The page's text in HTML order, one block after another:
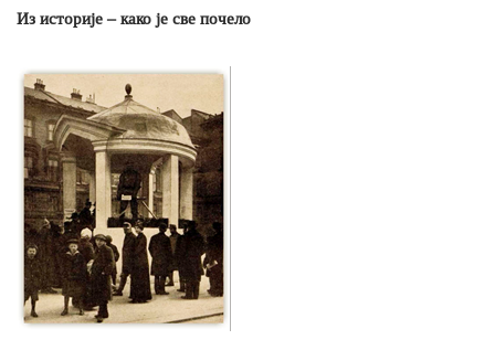
Из историје – како је све почело